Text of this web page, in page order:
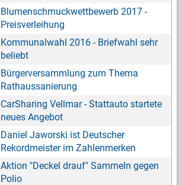
Blumenschmuckwettbewerb 2017 -
Preisverleihung
Kommunalwahl 2016 - Briefwahl sehr
beliebt
Bürgerversammlung zum Thema
Rathaussanierung
CarSharing Vellmar - Stattauto startete
neues Angebot
Daniel Jaworski ist Deutscher
Rekordmeister im Zahlenmerken
Aktion "Deckel drauf" Sammeln gegen
Polio